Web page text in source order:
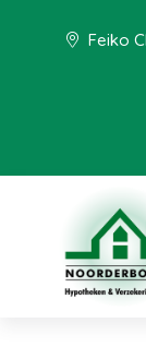
Feiko